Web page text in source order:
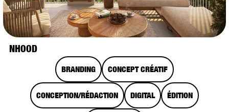
NHOOD
BRANDING CONCEPT CRÉATIF
CONCEPTION/RÉDACTION DIGITAL ÉDITION